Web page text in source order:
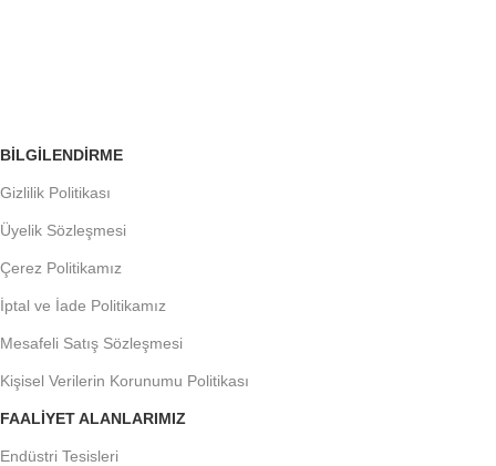
BILGILENDIRME
Gizlilik Politikası
Üyelik Sözleşmesi
Çerez Politikamız
İptal ve İade Politikamız
Mesafeli Satış Sözleşmesi
Kişisel Verilerin Korunumu Politikası
FAALIYET ALANLARIMIZ
Endüstri Tesisleri